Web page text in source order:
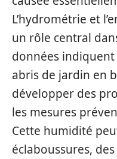
L’hydrométrie et
un rôle central
données indiquent
abris de jardin en
développer des
les mesures
Cette humidité
éclaboussures,